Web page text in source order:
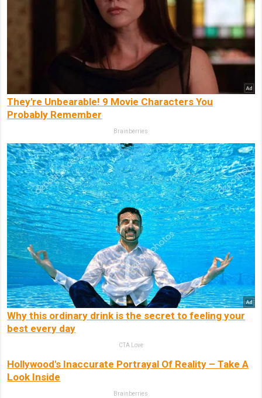
They're Unbearable! 9 Movie Characters You
Probably Remember
Brainberries
Why this ordinary drink is the secret to feeling your
best every day
CTA Love
Hollywood's Inaccurate Portrayal Of Reality – Take A
Look Inside
Brainberries